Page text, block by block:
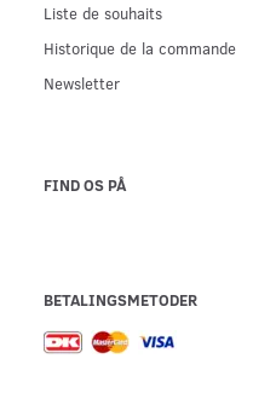
Liste de souhaits
Historique de la commande
Newsletter
FIND OS PÅ
BETALINGSMETODER